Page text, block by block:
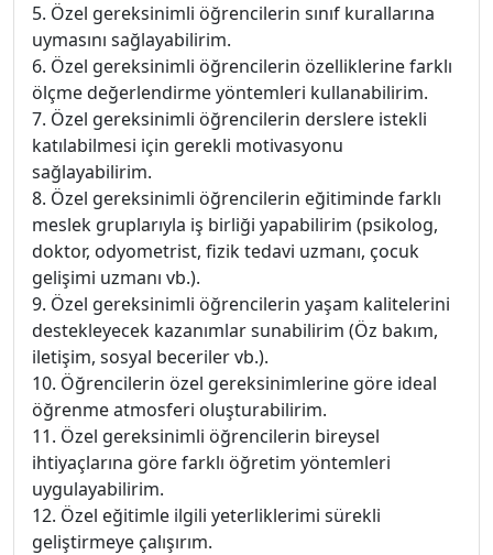
5. Özel gereksinimli öğrencilerin sınıf kurallarına
uymasını sağlayabilirim.
6. Özel gereksinimli öğrencilerin özelliklerine farklı
ölçme değerlendirme yöntemleri kullanabilirim.
7. Özel gereksinimli öğrencilerin derslere istekli
katılabilmesi için gerekli motivasyonu
sağlayabilirim.
8. Özel gereksinimli öğrencilerin eğitiminde farklı
meslek gruplarıyla iş birliği yapabilirim (psikolog,
doktor, odyometrist, fizik tedavi uzmanı, çocuk
gelişimi uzmanı vb.).
9. Özel gereksinimli öğrencilerin yaşam kalitelerini
destekleyecek kazanımlar sunabilirim (Öz bakım,
iletişim, sosyal beceriler vb.).
10. Öğrencilerin özel gereksinimlerine göre ideal
öğrenme atmosferi oluşturabilirim.
11. Özel gereksinimli öğrencilerin bireysel
ihtiyaçlarına göre farklı öğretim yöntemleri
uygulayabilirim.
12. Özel eğitimle ilgili yeterliklerimi sürekli
geliştirmeye çalışırım.